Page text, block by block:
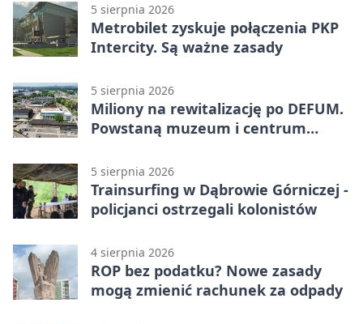
5 sierpnia 2026
Metrobilet zyskuje połączenia PKP
Intercity. Są ważne zasady
5 sierpnia 2026
Miliony na rewitalizację po DEFUM.
Powstaną muzeum i centrum
5 sierpnia 2026
Trainsurfing w Dąbrowie Górniczej -
policjanci ostrzegali kolonistów
4 sierpnia 2026
ROP bez podatku? Nowe zasady
mogą zmienić rachunek za odpady